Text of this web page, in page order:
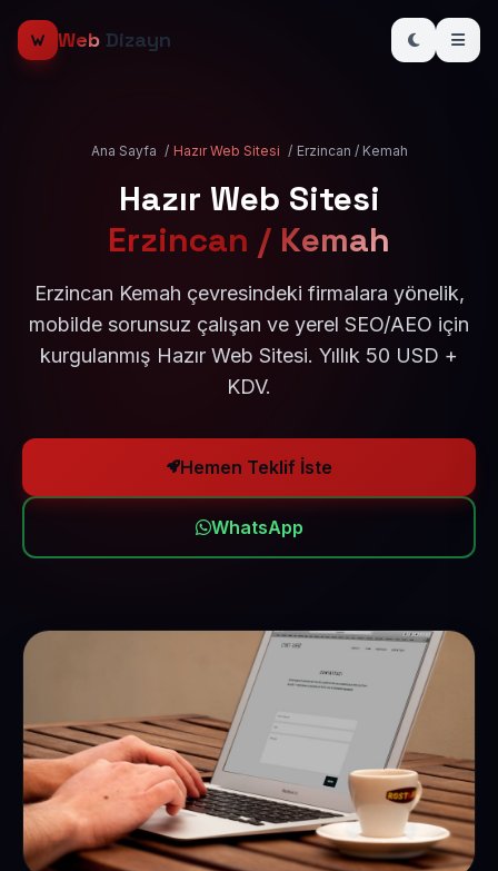
Web Dizayn
Ana Sayfa / Hazır Web Sitesi / Erzincan / Kemah
Hazır Web Sitesi
Erzincan / Kemah
Erzincan Kemah çevresindeki firmalara yönelik,
mobilde sorunsuz çalışan ve yerel SEO/AEO için
kurgulanmış Hazır Web Sitesi. Yıllık 50 USD +
KDV.
Hemen Teklif İste
WhatsApp